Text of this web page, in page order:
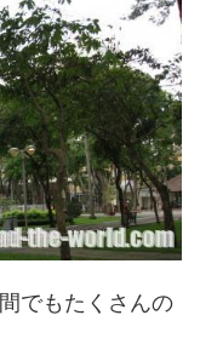
でもたくさんの